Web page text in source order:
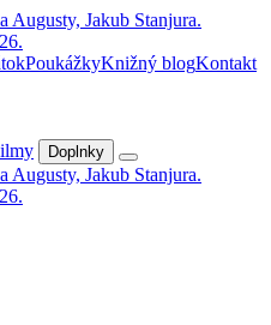
PoukážkyKnižný blogKontakt
Doplnky